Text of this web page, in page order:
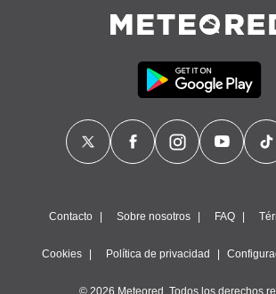
Contacto Sobre nosotros FAQ
Cookies Política de privacidad
© 2026 Meteored. Todos los derechos